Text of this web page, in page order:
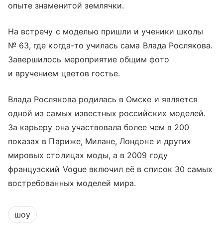
опыте знаменитой землячки.
На встречу с моделью пришли и ученики школы
№ 63, где когда-то училась сама Влада Рослякова.
Завершилось мероприятие общим фото
и вручением цветов гостье.
Влада Рослякова родилась в Омске и является
одной из самых известных российских моделей.
За карьеру она участвовала более чем в 200
показах в Париже, Милане, Лондоне и других
мировых столицах моды, а в 2009 году
французский Vogue включил её в список 30 самых
востребованных моделей мира.
шоу